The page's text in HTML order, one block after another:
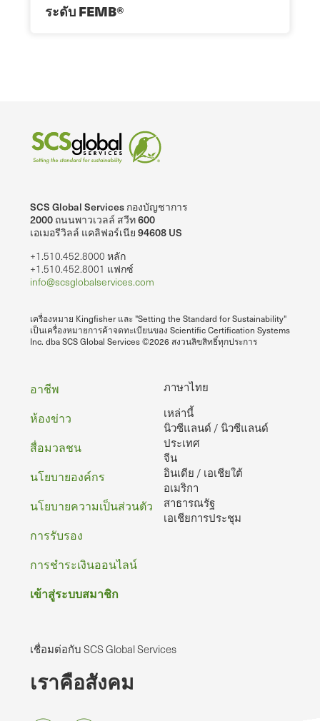
ระดับ FEMB®
SCS Global Services กองบัญชาการ
2000 ถนนพาวเวลล์ สวีท 600
เอเมอรีวิลล์ แคลิฟอร์เนีย 94608 US
+1.510.452.8000 หลัก
+1.510.452.8001 แฟกซ์
info@scsglobalservices.com
เครื่องหมาย Kingfisher และ "Setting the Standard for Sustainability"
เป็นเครื่องหมายการค้าจดทะเบียนของ Scientific Certification Systems
Inc. dba SCS Global Services ©2026 สงวนลิขสิทธิ์ทุกประการ
ภาษาไทย
เหล่านี้
นิวซีแลนด์ / นิวซีแลนด์
ประเทศ
จีน
อินเดีย / เอเชียใต้
อเมริกา
สาธารณรัฐ
เอเชียการประชุม
ท้าย
กระดาษ
อาชีพ
ห้องข่าว
สื่อมวลชน
นโยบายองค์กร
นโยบายความเป็นส่วนตัว
การรับรอง
การชําระเงินออนไลน์
เข้าสู่ระบบสมาชิก
เชื่อมต่อกับ SCS Global Services
เราคือสังคม